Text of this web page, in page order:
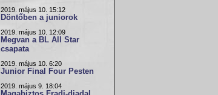
2019. május 10. 15:12
Döntőben a juniorok
2019. május 10. 12:09
Megvan a BL All Star
csapata
2019. május 10. 6:20
Junior Final Four Pesten
2019. május 9. 18:04